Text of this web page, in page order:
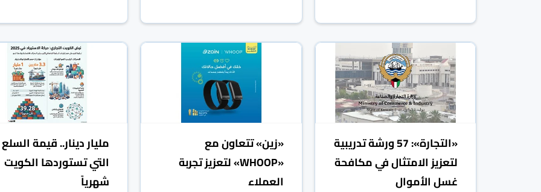
«التجارة»: 57 ورشة تدريبية
لتعزيز الامتثال في مكافحة
غسل الأموال
«زين» تتعاون مع
«WHOOP» لتعزيز تجربة
العملاء
مليار دينار.. قيمة السلع
التي تستوردها الكويت
شهرياً